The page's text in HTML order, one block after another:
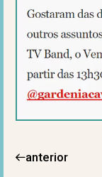
anterior